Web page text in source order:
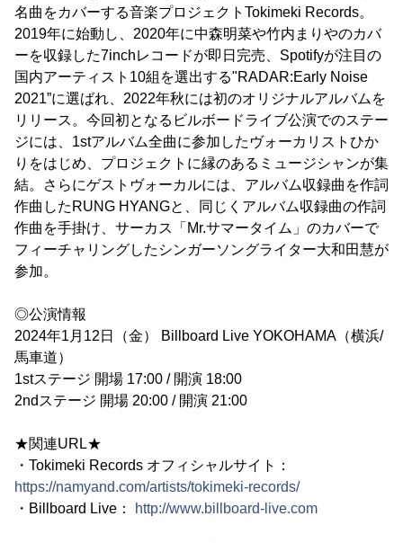
名曲をカバーする音楽プロジェクトTokimeki Records。
2019年に始動し、2020年に中森明菜や竹内まりやのカバ
ーを収録した7inchレコードが即日完売、Spotifyが注目の
国内アーティスト10組を選出する"RADAR:Early Noise
2021”に選ばれ、2022年秋には初のオリジナルアルバムを
リリース。今回初となるビルボードライブ公演でのステー
ジには、1stアルバム全曲に参加したヴォーカリストひか
りをはじめ、プロジェクトに縁のあるミュージシャンが集
結。さらにゲストヴォーカルには、アルバム収録曲を作詞
作曲したRUNG HYANGと、同じくアルバム収録曲の作詞
作曲を手掛け、サーカス「Mr.サマータイム」のカバーで
フィーチャリングしたシンガーソングライター大和田慧が
参加。
◎公演情報
2024年1月12日（金） Billboard Live YOKOHAMA（横浜/
馬車道）
1stステージ 開場 17:00 / 開演 18:00
2ndステージ 開場 20:00 / 開演 21:00
★関連URL★
・Tokimeki Records オフィシャルサイト：
https://namyand.com/artists/tokimeki-records/
・Billboard Live：
http://www.billboard-live.com